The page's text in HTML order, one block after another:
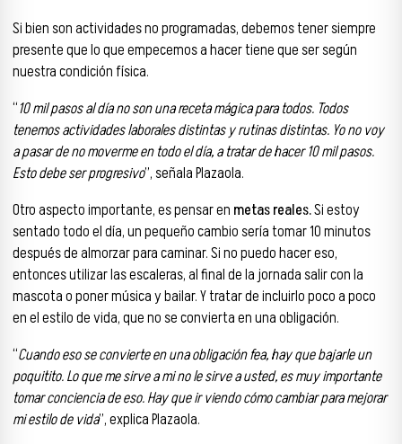
Si bien son actividades no programadas, debemos tener siempre
presente que lo que empecemos a hacer tiene que ser según
nuestra condición física.
“10 mil pasos al día no son una receta mágica para todos. Todos
tenemos actividades laborales distintas y rutinas distintas. Yo no voy
a pasar de no moverme en todo el día, a tratar de hacer 10 mil pasos.
Esto debe ser progresivo”, señala Plazaola.
Otro aspecto importante, es pensar en metas reales.Si estoy
sentado todo el día, un pequeño cambio sería tomar 10 minutos
después de almorzar para caminar. Si no puedo hacer eso,
entonces utilizar las escaleras, al final de la jornada salir con la
mascota o poner música y bailar. Y tratar de incluirlo poco a poco
en el estilo de vida, que no se convierta en una obligación.
“Cuando eso se convierte en una obligación fea, hay que bajarle un
poquitito. Lo que me sirve a mi no le sirve a usted, es muy importante
tomar conciencia de eso. Hay que ir viendo cómo cambiar para mejorar
mi estilo de vida”, explica Plazaola.